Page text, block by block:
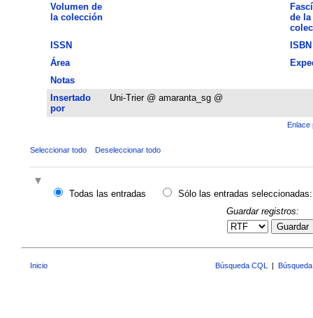
Volumen de
la colección
de la
ISSN
ISBN
Área
Notas
Insertado
por
Uni-Trier @ amaranta_sg @
Enlace
Seleccionar todo Deseleccionar todo
Todas las entradas
Sólo las entradas seleccionadas:
Guardar registros:
Guardar
Inicio Búsqueda CQL